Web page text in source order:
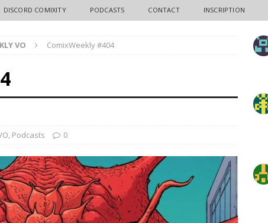
DISCORD COMIXITY PODCASTS CONTACT INSCRIPTION
VO ComixWeekly #404
, Podcasts 0